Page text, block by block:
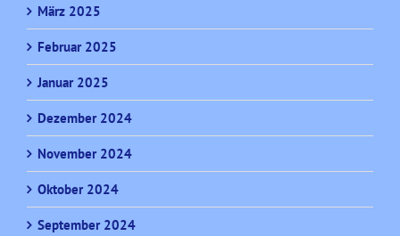
März 2025
Februar 2025
Januar 2025
Dezember 2024
November 2024
Oktober 2024
September 2024